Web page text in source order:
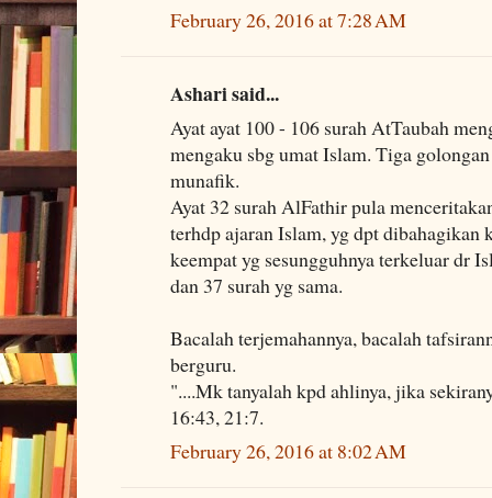
February 26, 2016 at 7:28 AM
Ashari said...
Ayat ayat 100 - 106 surah AtTaubah
mengaku sbg umat Islam. Tiga
munafik.
Ayat 32 surah AlFathir pula
terhdp ajaran Islam, yg dpt dibahagikan
keempat yg sesungguhnya terkeluar dr
dan 37 surah yg sama.
Bacalah terjemahannya, bacalah
berguru.
"....Mk tanyalah kpd ahlinya, jika
16:43, 21:7.
February 26, 2016 at 8:02 AM